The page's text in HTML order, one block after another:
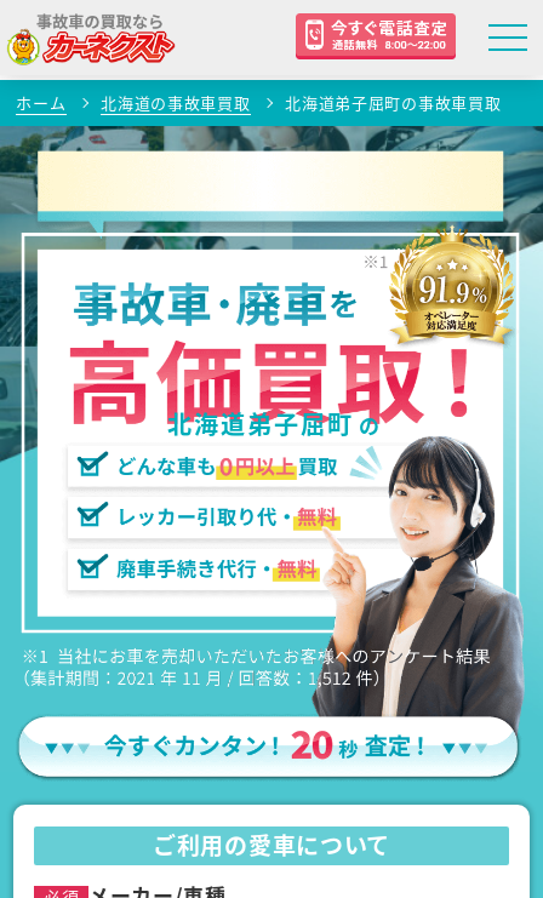
ホーム 北海道の事故車買取 北海道弟子屈町の事故車買取
北海道弟子屈町 の
ご利用の愛車について